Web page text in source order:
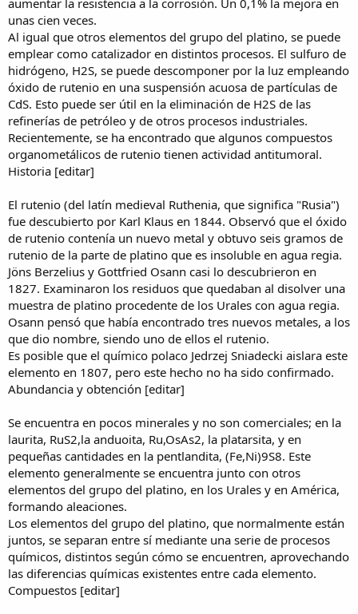
unas cien veces.
Al igual que otros elementos del grupo del platino, se puede
emplear como catalizador en distintos procesos. El sulfuro de
hidrógeno, H2S, se puede descomponer por la luz empleando
óxido de rutenio en una suspensión acuosa de partículas de
CdS. Esto puede ser útil en la eliminación de H2S de las
refinerías de petróleo y de otros procesos industriales.
Recientemente, se ha encontrado que algunos compuestos
organometálicos de rutenio tienen actividad antitumoral.
Historia [editar]
El rutenio (del latín medieval Ruthenia, que significa "Rusia")
fue descubierto por Karl Klaus en 1844. Observó que el óxido
de rutenio contenía un nuevo metal y obtuvo seis gramos de
rutenio de la parte de platino que es insoluble en agua regia.
Jöns Berzelius y Gottfried Osann casi lo descubrieron en
1827. Examinaron los residuos que quedaban al disolver una
muestra de platino procedente de los Urales con agua regia.
Osann pensó que había encontrado tres nuevos metales, a los
que dio nombre, siendo uno de ellos el rutenio.
Es posible que el químico polaco Jedrzej Sniadecki aislara este
elemento en 1807, pero este hecho no ha sido confirmado.
Abundancia y obtención [editar]
Se encuentra en pocos minerales y no son comerciales; en la
laurita, RuS2,la anduoita, Ru,OsAs2, la platarsita, y en
pequeñas cantidades en la pentlandita, (Fe,Ni)9S8. Este
elemento generalmente se encuentra junto con otros
elementos del grupo del platino, en los Urales y en América,
formando aleaciones.
Los elementos del grupo del platino, que normalmente están
juntos, se separan entre sí mediante una serie de procesos
químicos, distintos según cómo se encuentren, aprovechando
las diferencias químicas existentes entre cada elemento.
Compuestos [editar]